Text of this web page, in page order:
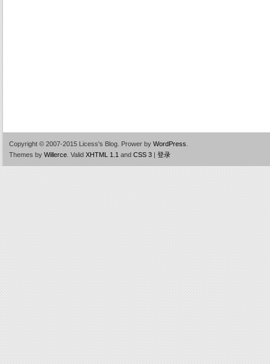
Copyright © 2007-2015 Licess's Blog. Prower by WordPress
Themes by Willerce Valid XHTML 1.1 and CSS 3 | 登录